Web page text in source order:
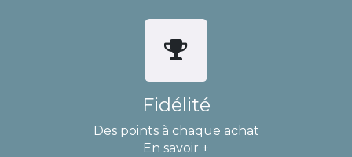
Fidélité
Des points à chaque achat
En savoir +